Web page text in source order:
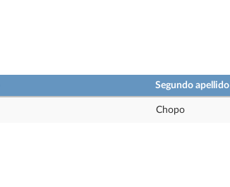
Segundo apellido
Chopo